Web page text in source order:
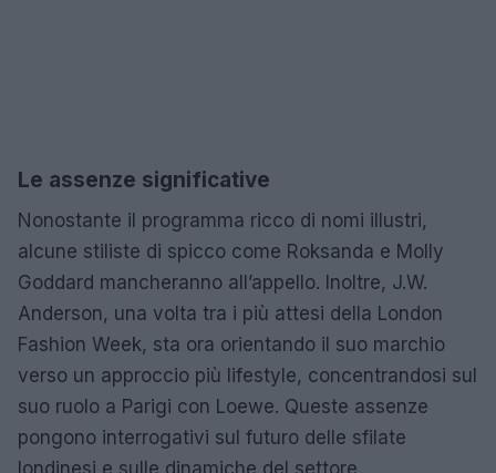
Le assenze significative
Nonostante il programma ricco di nomi illustri,
alcune stiliste di spicco come Roksanda e Molly
Goddard mancheranno all’appello. Inoltre, J.W.
Anderson, una volta tra i più attesi della London
Fashion Week, sta ora orientando il suo marchio
verso un approccio più lifestyle, concentrandosi sul
suo ruolo a Parigi con Loewe. Queste assenze
pongono interrogativi sul futuro delle sfilate
londinesi e sulle dinamiche del settore.